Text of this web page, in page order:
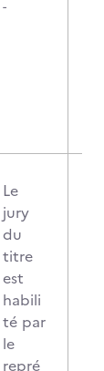
-
Le
jury
du
titre
est
habili
té par
le
repré